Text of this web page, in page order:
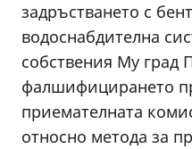
задръстването с
водоснабдителна
собствения Му град
фалшифицирането
приемателната
относно метода за